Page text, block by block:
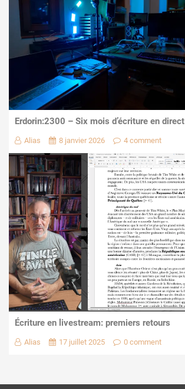
Erdorin:2300 – Six mois d’écriture en direct
Alias 8 janvier 2026 4 comment
Écriture en livestream: premiers retours
Alias 17 juillet 2025 0 comment